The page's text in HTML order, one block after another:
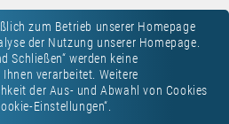
zum Betrieb unserer Homepage
der Nutzung unserer Homepage.
Schließen“ werden keine
verarbeitet. Weitere
der Aus- und Abwahl von Cookies
Einstellungen“.